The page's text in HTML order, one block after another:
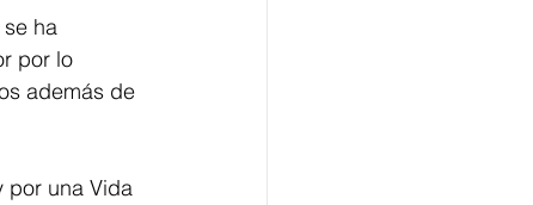
ha
por lo
además de
por una Vida